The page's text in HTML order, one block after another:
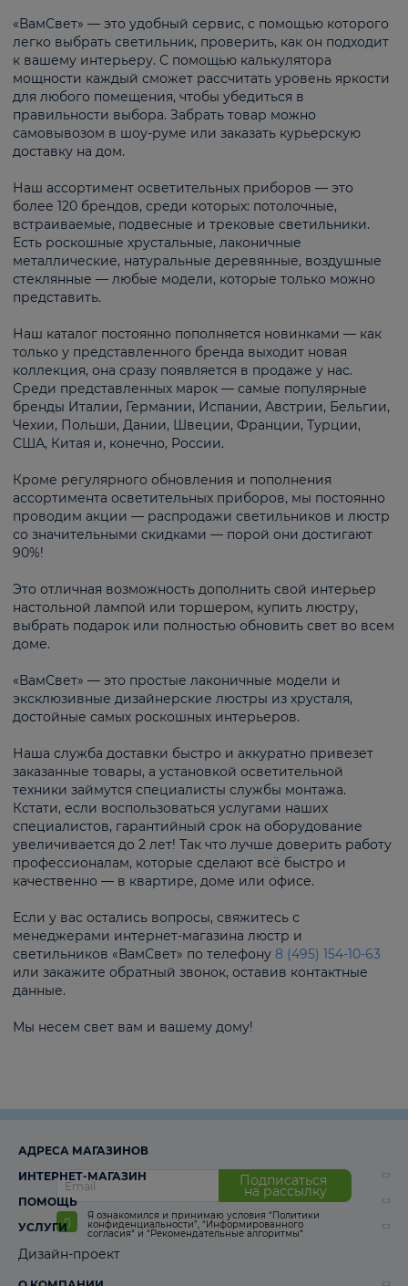
«ВамСвет» — это удобный сервис, с помощью которого
легко выбрать светильник, проверить, как он подходит
к вашему интерьеру. С помощью калькулятора
мощности каждый сможет рассчитать уровень яркости
для любого помещения, чтобы убедиться в
правильности выбора. Забрать товар можно
самовывозом в шоу-руме или заказать курьерскую
доставку на дом.
Наш ассортимент осветительных приборов — это
более 120 брендов, среди которых: потолочные,
встраиваемые, подвесные и трековые светильники.
Есть роскошные хрустальные, лаконичные
металлические, натуральные деревянные, воздушные
стеклянные — любые модели, которые только можно
представить.
Наш каталог постоянно пополняется новинками — как
только у представленного бренда выходит новая
коллекция, она сразу появляется в продаже у нас.
Среди представленных марок — самые популярные
бренды Италии, Германии, Испании, Австрии, Бельгии,
Чехии, Польши, Дании, Швеции, Франции, Турции,
США, Китая и, конечно, России.
Кроме регулярного обновления и пополнения
ассортимента осветительных приборов, мы постоянно
проводим акции — распродажи светильников и люстр
со значительными скидками — порой они достигают
90%!
Это отличная возможность дополнить свой интерьер
настольной лампой или торшером, купить люстру,
выбрать подарок или полностью обновить свет во всем
доме.
«ВамСвет» — это простые лаконичные модели и
эксклюзивные дизайнерские люстры из хрусталя,
достойные самых роскошных интерьеров.
Наша служба доставки быстро и аккуратно привезет
заказанные товары, а установкой осветительной
техники займутся специалисты службы монтажа.
Кстати, если воспользоваться услугами наших
специалистов, гарантийный срок на оборудование
увеличивается до 2 лет! Так что лучше доверить работу
профессионалам, которые сделают всё быстро и
качественно — в квартире, доме или офисе.
Если у вас остались вопросы, свяжитесь с
менеджерами интернет-магазина люстр и
светильников «ВамСвет» по телефону 8 (495) 154-10-63
или закажите обратный звонок, оставив контактные
данные.
Мы несем свет вам и вашему дому!
Подписаться
на рассылку
Я ознакомился и принимаю условия “Политики
конфиденциальности”, “Информированного
согласия“ и “Рекомендательные алгоритмы“
АДРЕСА МАГАЗИНОВ
ИНТЕРНЕТ-МАГАЗИН
ПОМОЩЬ
УСЛУГИ
Дизайн-проект